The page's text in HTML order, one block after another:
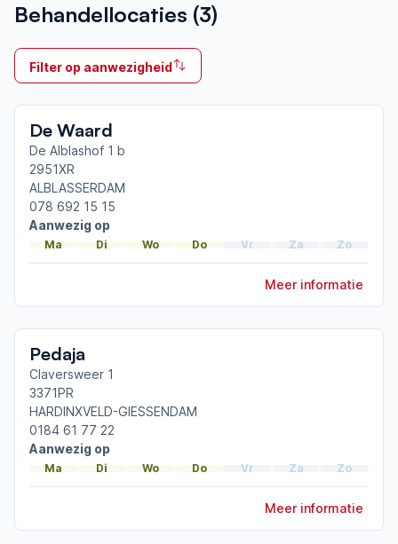
2007
Ik behandel
Op locatie & Thuis
netwerk
Drechtsteden
Afgeronde ParkinsonNet-scholingen
ParkinsonNet congres 2026
ParkinsonNet congres 2025
Boksen bij parkinson
Behandellocaties (3)
Filter op aanwezigheid
De Waard
De Alblashof 1 b
2951XR
ALBLASSERDAM
078 692 15 15
Aanwezig op
Ma Di Wo Do Vr Za Zo
Meer informatie
Pedaja
Claversweer 1
3371PR
HARDINXVELD-GIESSENDAM
0184 61 77 22
Aanwezig op
Ma Di Wo Do Vr Za Zo
Meer informatie